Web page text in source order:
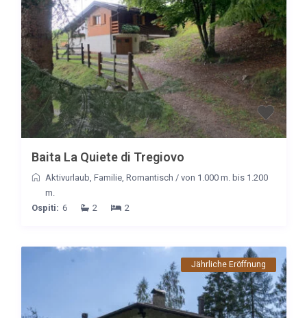
Baita La Quiete di Tregiovo
Aktivurlaub, Familie, Romantisch / von 1.000 m. bis 1.200
m.
Ospiti: 6 2 2
Jährliche Eröffnung